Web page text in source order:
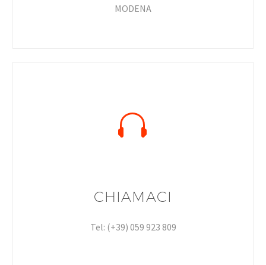
MODENA


CHIAMACI
Tel: (+39) 059 923 809